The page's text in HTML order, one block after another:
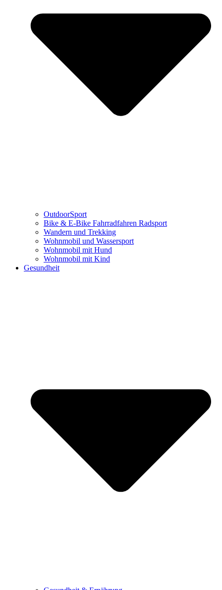
OutdoorSport
Bike & E-Bike Fahrradfahren Radsport
Wandern und Trekking
Wohnmobil und Wassersport
Wohnmobil mit Hund
Wohnmobil mit Kind
Gesundheit